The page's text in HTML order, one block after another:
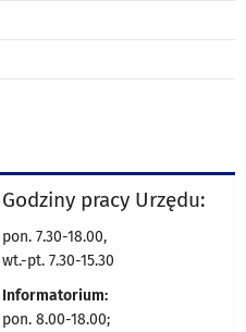
Godziny pracy Urzędu:
pon. 7.30-18.00,
wt.-pt. 7.30-15.30
Informatorium:
pon. 8.00-18.00;